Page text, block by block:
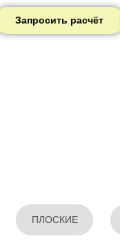
Запросить расчёт
ПЛОСКИЕ